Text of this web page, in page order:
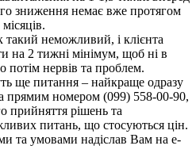
зниження немає вже протягом
такий неможливий, і клієнта
на 2 тижні мінімум, щоб ні в
потім нервів та проблем.
ще питання – найкраще одразу
прямим номером (099) 558-00-90,
прийняття рішень та
питань, що стосуються цін.
та умовами надіслав Вам на е-